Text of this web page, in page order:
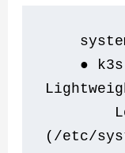
(/etc/